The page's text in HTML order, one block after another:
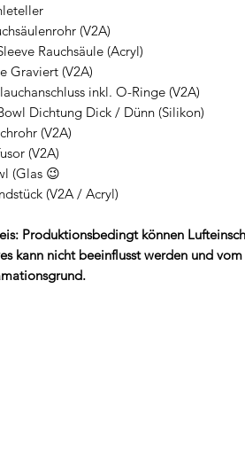
(V2A)
Rauchsäule (Acryl)
Graviert (V2A)
inkl. O-Ringe (V2A)
Dichtung Dick / Dünn (Silikon)
(V2A)
(V2A)
(Glas 😉
(V2A / Acryl)
Produktionsbedingt können
kann nicht beeinflusst werden und